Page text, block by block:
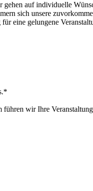
auf individuelle
sich unsere
eine gelungene
führen wir Ihre